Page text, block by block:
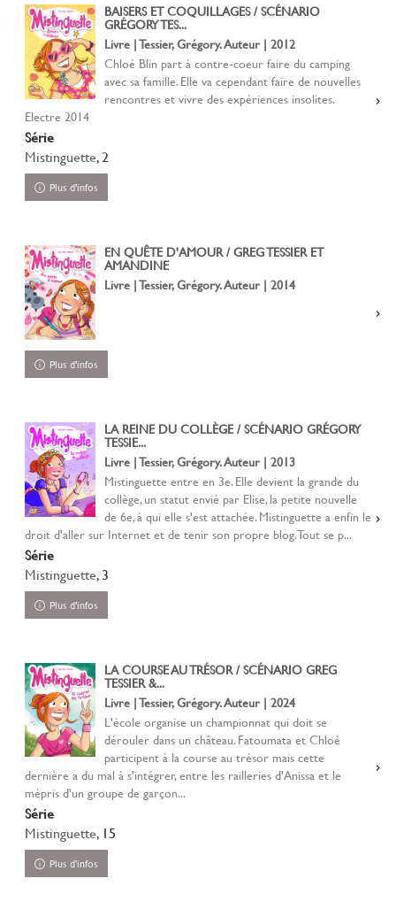
BAISERS ET COQUILLAGES / SCÉNARIO
GRÉGORY TES...
Livre | Tessier, Grégory. Auteur | 2012
Chloé Blin part à contre-coeur faire du camping
avec sa famille. Elle va cependant faire de nouvelles
rencontres et vivre des expériences insolites.
Electre 2014
Série
Mistinguette, 2
Plus d'infos
EN QUÊTE D'AMOUR / GREG TESSIER ET
AMANDINE
Livre | Tessier, Grégory. Auteur | 2014
Plus d'infos
LA REINE DU COLLÈGE / SCÉNARIO GRÉGORY
TESSIE...
Livre | Tessier, Grégory. Auteur | 2013
Mistinguette entre en 3e. Elle devient la grande du
collège, un statut envié par Elise, la petite nouvelle
de 6e, à qui elle s'est attachée. Mistinguette a enfin le
droit d'aller sur Internet et de tenir son propre blog. Tout se p...
Série
Mistinguette, 3
Plus d'infos
LA COURSE AU TRÉSOR / SCÉNARIO GREG
TESSIER &...
Livre | Tessier, Grégory. Auteur | 2024
L'école organise un championnat qui doit se
dérouler dans un château. Fatoumata et Chloé
participent à la course au trésor mais cette
dernière a du mal à s'intégrer, entre les railleries d'Anissa et le
mépris d'un groupe de garçon...
Série
Mistinguette, 15
Plus d'infos